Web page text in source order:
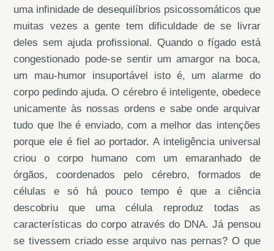
uma infinidade de desequilíbrios psicossomáticos que
muitas vezes a gente tem dificuldade de se livrar
deles sem ajuda profissional. Quando o fígado está
congestionado pode-se sentir um amargor na boca,
um mau-humor insuportável isto é, um alarme do
corpo pedindo ajuda. O cérebro é inteligente, obedece
unicamente às nossas ordens e sabe onde arquivar
tudo que lhe é enviado, com a melhor das intenções
porque ele é fiel ao portador. A inteligência universal
criou o corpo humano com um emaranhado de
órgãos, coordenados pelo cérebro, formados de
células e só há pouco tempo é que a ciência
descobriu que uma célula reproduz todas as
características do corpo através do DNA. Já pensou
se tivessem criado esse arquivo nas pernas? O que